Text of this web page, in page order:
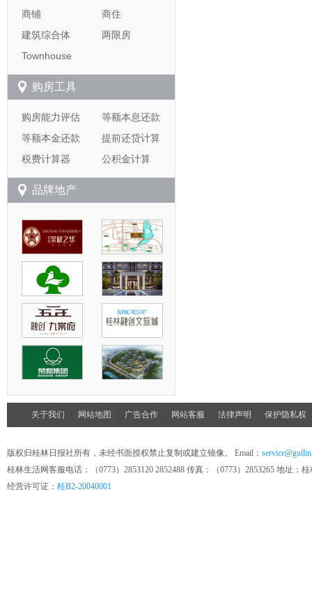
商铺
商住
建筑综合体
两限房
Townhouse
购房工具
购房能力评估
等额本息还款
等额本金还款
提前还贷计算
税费计算器
公积金计算
品牌地产
关于我们 网站地图 广告合作 网站客服 法律声明 保护隐私权
版权归桂林日报社所有，未经书面授权禁止复制或建立镜像。 Email：
桂林生活网客服电话：（0773）2853120 2852488 传真：（0773）2853265 地址
经营许可证： 桂B2-20040001